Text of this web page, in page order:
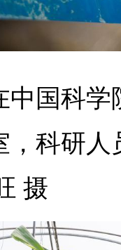
中国科
，科研
摄